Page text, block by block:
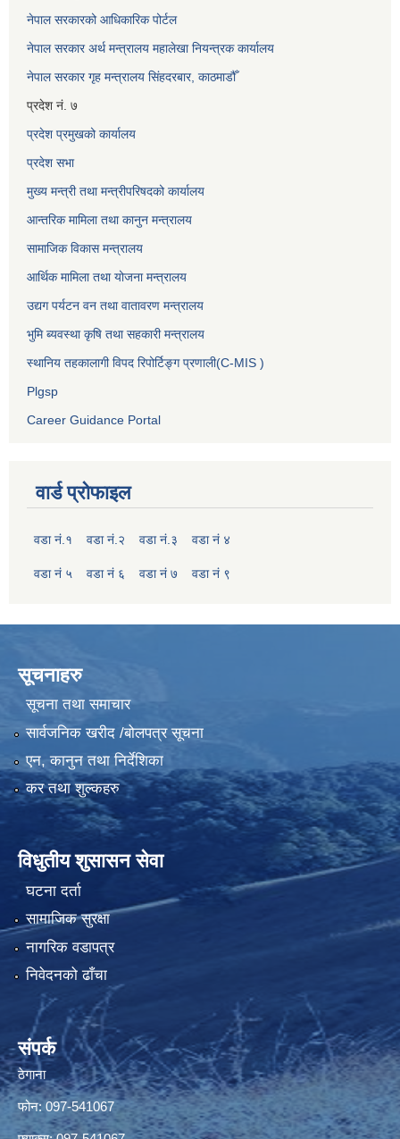
नेपाल सरकारको आधिकारिक पोर्टल
नेपाल सरकार अर्थ मन्त्रालय महालेखा नियन्त्रक कार्यालय
नेपाल सरकार गृह मन्त्रालय सिंहदरबार, काठमाडौँ
प्रदेश नं. ७
प्रदेश प्रमुखको कार्यालय
प्रदेश सभा
मुख्य मन्त्री तथा मन्त्रीपरिषदको कार्यालय
आन्तरिक मामिला तथा कानुन मन्त्रालय
सामाजिक विकास मन्त्रालय
आर्थिक मामिला तथा योजना मन्त्रालय
उद्यग पर्यटन वन तथा वातावरण मन्त्रालय
भुमि ब्यवस्था कृषि तथा सहकारी मन्त्रालय
स्थानिय तहकालागी विपद रिपोर्टिङ्ग प्रणाली(C-MIS )
Plgsp
Career Guidance Portal
वार्ड प्रोफाइल
वडा नं.१ वडा नं.२ वडा नं.३ वडा नं ४
वडा नं ५ वडा नं ६ वडा नं ७ वडा नं ९
सूचनाहरु
सूचना तथा समाचार
सार्वजनिक खरीद /बोलपत्र सूचना
एन, कानुन तथा निर्देशिका
कर तथा शुल्कहरु
विधुतीय शुसासन सेवा
घटना दर्ता
सामाजिक सुरक्षा
नागरिक वडापत्र
निवेदनको ढाँचा
संपर्क
ठेगाना
फोन: 097-541067